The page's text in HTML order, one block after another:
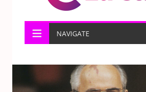
NAVIGATE